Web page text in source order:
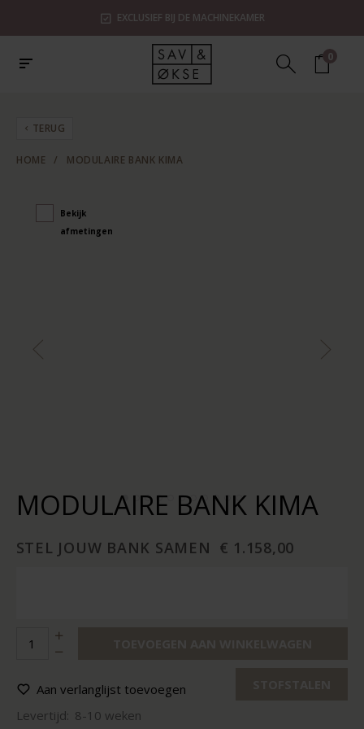
EXCLUSIEF BIJ DE MACHINEKAMER
0
TERUG
HOME / MODULAIRE BANK KIMA
Bekijk
afmetingen
MODULAIRE BANK KIMA
STEL JOUW BANK SAMEN € 1.158,00
Aan verlanglijst toevoegen
Levertijd: 8-10 weken